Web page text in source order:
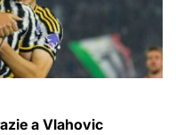
a Vlahovic